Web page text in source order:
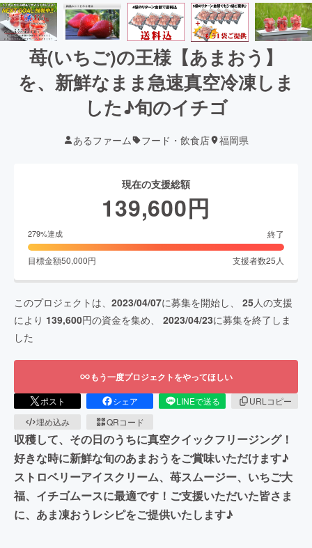
苺(いちご)の王様【あまおう】
を、新鮮なまま急速真空冷凍しま
した♪旬のイチゴ
あるファーム フード・飲食店 福岡県
現在の支援総額
139,600円
279%達成 終了
目標金額50,000円 支援者数25 人
このプロジェクトは、 2023/04/07に募集を開始し、 25人の支援
により 139,600円の資金を集め、 2023/04/23に募集を終了しま
した
もう一度プロジェクトをやってほしい
ポスト シェア LINEで送る
URLコピー
埋め込み
QRコード
収穫して、その日のうちに真空クイックフリージング！
好きな時に新鮮な旬のあまおうをご賞味いただけます♪
ストロベリーアイスクリーム、苺スムージー、いちご大
福、イチゴムースに最適です！ご支援いただいた皆さま
に、あま凍おうレシピをご提供いたします♪